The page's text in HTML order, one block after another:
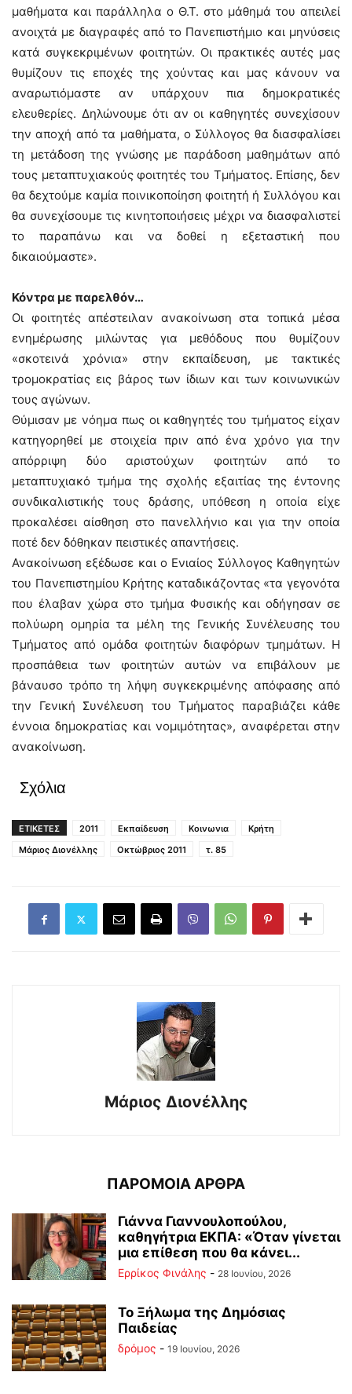
μαθήματα και παράλληλα ο Θ.Τ. στο μάθημά του απειλεί
ανοιχτά με διαγραφές από το Πανεπιστήμιο και μηνύσεις
κατά συγκεκριμένων φοιτητών. Οι πρακτικές αυτές μας
θυμίζουν τις εποχές της χούντας και μας κάνουν να
αναρωτιόμαστε αν υπάρχουν πια δημοκρατικές
ελευθερίες. Δηλώνουμε ότι αν οι καθηγητές συνεχίσουν
την αποχή από τα μαθήματα, ο Σύλλογος θα διασφαλίσει
τη μετάδοση της γνώσης με παράδοση μαθημάτων από
τους μεταπτυχιακούς φοιτητές του Τμήματος. Επίσης, δεν
θα δεχτούμε καμία ποινικοποίηση φοιτητή ή Συλλόγου και
θα συνεχίσουμε τις κινητοποιήσεις μέχρι να διασφαλιστεί
το παραπάνω και να δοθεί η εξεταστική που
δικαιούμαστε».
Κόντρα με παρελθόν…
Οι φοιτητές απέστειλαν ανακοίνωση στα τοπικά μέσα
ενημέρωσης μιλώντας για μεθόδους που θυμίζουν
«σκοτεινά χρόνια» στην εκπαίδευση, με τακτικές
τρομοκρατίας εις βάρος των ίδιων και των κοινωνικών
τους αγώνων.
Θύμισαν με νόημα πως οι καθηγητές του τμήματος είχαν
κατηγορηθεί με στοιχεία πριν από ένα χρόνο για την
απόρριψη δύο αριστούχων φοιτητών από το
μεταπτυχιακό τμήμα της σχολής εξαιτίας της έντονης
συνδικαλιστικής τους δράσης, υπόθεση η οποία είχε
προκαλέσει αίσθηση στο πανελλήνιο και για την οποία
ποτέ δεν δόθηκαν πειστικές απαντήσεις.
Ανακοίνωση εξέδωσε και ο Ενιαίος Σύλλογος Καθηγητών
του Πανεπιστημίου Κρήτης καταδικάζοντας «τα γεγονότα
που έλαβαν χώρα στο τμήμα Φυσικής και οδήγησαν σε
πολύωρη ομηρία τα μέλη της Γενικής Συνέλευσης του
Τμήματος από ομάδα φοιτητών διαφόρων τμημάτων. Η
προσπάθεια των φοιτητών αυτών να επιβάλουν με
βάναυσο τρόπο τη λήψη συγκεκριμένης απόφασης από
την Γενική Συνέλευση του Τμήματος παραβιάζει κάθε
έννοια δημοκρατίας και νομιμότητας», αναφέρεται στην
ανακοίνωση.
Σχόλια
ΕΤΙΚΕΤΕΣ 2011 Εκπαίδευση Κοινωνια
Κρήτη
Μάριος Διονέλλης
Οκτώβριος 2011 τ. 85
Μάριος Διονέλλης
ΠΑΡΟΜΟΙΑ ΑΡΘΡΑ
Γιάννα Γιαννουλοπούλου,
καθηγήτρια ΕΚΠΑ: «Όταν γίνεται
μια επίθεση που θα κάνει...
Ερρίκος Φινάλης - 28 Ιουνίου, 2026
Το Ξήλωμα της Δημόσιας
Παιδείας
δρόμος - 19 Ιουνίου, 2026